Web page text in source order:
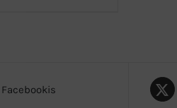
Facebookis